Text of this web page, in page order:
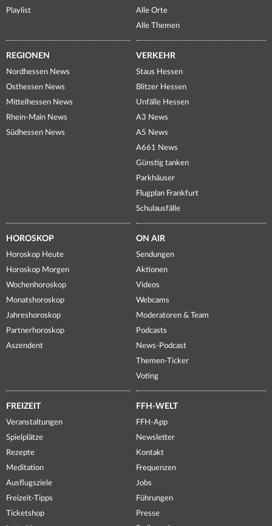
Playlist
Alle Orte
Alle Themen
REGIONEN
Nordhessen News
Osthessen News
Mittelhessen News
Rhein-Main News
Südhessen News
VERKEHR
Staus Hessen
Blitzer Hessen
Unfälle Hessen
A3 News
A5 News
A661 News
Günstig tanken
Parkhäuser
Flugplan Frankfurt
Schulausfälle
HOROSKOP
Horoskop Heute
Horoskop Morgen
Wochenhoroskop
Monatshoroskop
Jahreshoroskop
Partnerhoroskop
Aszendent
ON AIR
Sendungen
Aktionen
Videos
Webcams
Moderatoren & Team
Podcasts
News-Podcast
Themen-Ticker
Voting
FREIZEIT
Veranstaltungen
Spielplätze
Rezepte
Meditation
Ausflugsziele
Freizeit-Tipps
Ticketshop
FFH-WELT
FFH-App
Newsletter
Kontakt
Frequenzen
Jobs
Führungen
Presse